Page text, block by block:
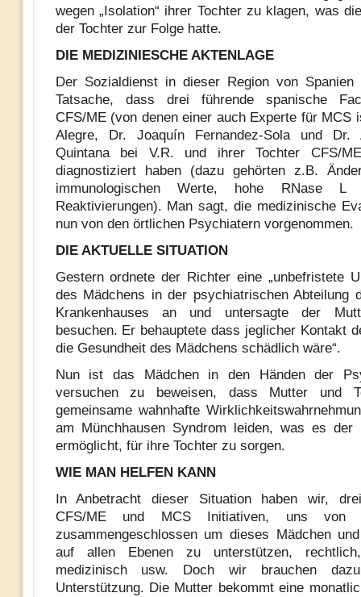
wegen „Isolation“ ihrer Tochter zu klagen, was
der Tochter zur Folge hatte.
DIE MEDIZINIESCHE AKTENLAGE
Der Sozialdienst in dieser Region von Spanien
Tatsache, dass drei führende spanische
CFS/ME (von denen einer auch Experte für MCS
Alegre, Dr. Joaquín Fernandez-Sola und Dr.
Quintana bei V.R. und ihrer Tochter CFS/
diagnostiziert haben (dazu gehörten z.B.
immunologischen Werte, hohe RNase L
Reaktivierungen). Man sagt, die medizinische
nun von den örtlichen Psychiatern vorgenommen.
DIE AKTUELLE SITUATION
Gestern ordnete der Richter eine „unbefristete
des Mädchens in der psychiatrischen Abteilung
Krankenhauses an und untersagte der
besuchen. Er behauptete dass jeglicher Kontakt
die Gesundheit des Mädchens schädlich wäre“.
Nun ist das Mädchen in den Händen der
versuchen zu beweisen, dass Mutter und
gemeinsame wahnhafte
am Münchhausen Syndrom leiden, was es der
ermöglicht, für ihre Tochter zu sorgen.
WIE MAN HELFEN KANN
In Anbetracht dieser Situation haben wir,
CFS/ME und MCS Initiativen, uns von
zusammengeschlossen um dieses Mädchen
auf allen Ebenen zu unterstützen,
medizinisch usw. Doch wir brauchen
Unterstützung. Die Mutter bekommt eine